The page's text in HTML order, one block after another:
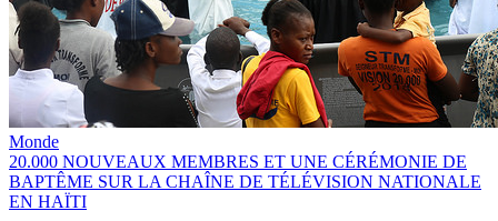
Monde
20.000 NOUVEAUX MEMBRES ET UNE CÉRÉMONIE DE
BAPTÊME SUR LA CHAÎNE DE TÉLÉVISION NATIONALE
EN HAÏTI